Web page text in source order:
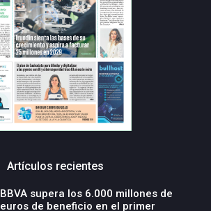
Artículos recientes
BBVA supera los 6.000 millones de
euros de beneficio en el primer